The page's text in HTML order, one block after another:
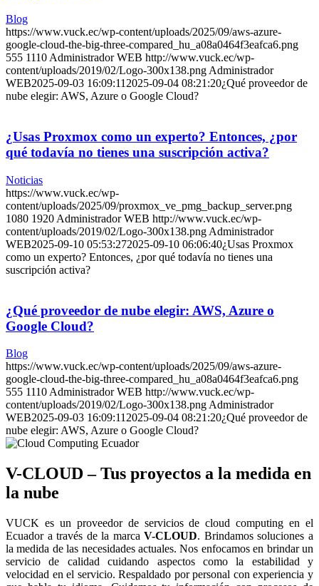
Blog
https://www.vuck.ec/wp-content/uploads/2025/09/aws-azure-
google-cloud-the-big-three-compared_hu_a08a0464f3eafca6.png
555 1110Administrador WEB http://www.vuck.ec/wp-
content/uploads/2019/02/Logo-300x138.pngAdministrador
WEB2025-09-03 16:09:112025-09-04 08:21:20¿Qué proveedor de
nube elegir: AWS, Azure o Google Cloud?
¿Usas Proxmox como un experto? Entonces, ¿por
qué todavía no tienes una suscripción activa?
Noticias
https://www.vuck.ec/wp-
content/uploads/2025/09/proxmox_ve_pmg_backup_server.png
1080 1920 Administrador WEB http://www.vuck.ec/wp-
content/uploads/2019/02/Logo-300x138.png Administrador
WEB2025-09-10 05:53:272025-09-10 06:06:40¿Usas Proxmox
como un experto? Entonces, ¿por qué todavía no tienes una
suscripción activa?
¿Qué proveedor de nube elegir: AWS, Azure o
Google Cloud?
Blog
https://www.vuck.ec/wp-content/uploads/2025/09/aws-azure-
google-cloud-the-big-three-compared_hu_a08a0464f3eafca6.png
555 1110 Administrador WEB http://www.vuck.ec/wp-
content/uploads/2019/02/Logo-300x138.png Administrador
WEB2025-09-03 16:09:11 2025-09-04 08:21:20¿Qué proveedor de
nube elegir: AWS, Azure o Google Cloud?
V-CLOUD – Tus proyectos a la medida en
la nube
VUCK es un proveedor de servicios de cloud computing en el
Ecuador a través de la marcaV-CLOUD. Brindamos soluciones a
la medida de las necesidades actuales. Nos enfocamos en brindar un
servicio de calidad cuidando aspectos como la estabilidad y
velocidad en el servicio. Respaldado por personal con experiencia y